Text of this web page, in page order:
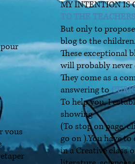
vous
MY INTENTION IS
TO THE TEACHERS
But only to
blog to the children.
These exceptional
will probably never
They come as a
answering to
To help you, I
showing
(To stop on page,
go on ).You have
in a Creative class